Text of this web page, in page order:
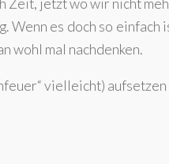
Wenn es doch so
wohl mal nachdenken.
vielleicht)